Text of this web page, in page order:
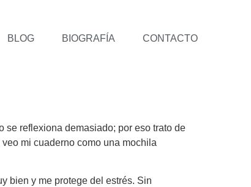
BLOG BIOGRAFÍA CONTACTO
se reflexiona demasiado; por eso trato de
mi cuaderno como una mochila
bien y me protege del estrés. Sin